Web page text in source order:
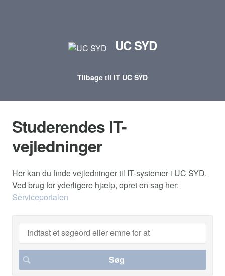
UC SYD
Tilbage til IT UC SYD
Studerendes IT-
vejledninger
Her kan du finde vejledninger til IT-systemer i UC SYD.
Ved brug for yderligere hjælp, opret en sag her:
Serviceportalen